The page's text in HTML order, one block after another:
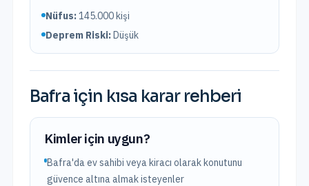
Nüfus:145.000kişi
Deprem Riski:Düşük
Bafra için kısa karar rehberi
Kimler için uygun?
Bafra'da ev sahibi veya kiracı olarak konutunu
güvence altına almak isteyenler